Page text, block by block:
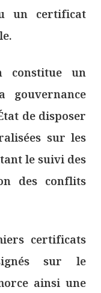
un certificat
constitue un
gouvernance
de disposer
sur les
le suivi des
des conflits
certificats
sur le
ainsi une